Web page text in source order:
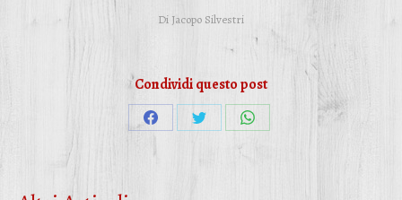
Di Jacopo Silvestri
Condividi questo post
Condividi
su
CondividiCondividi